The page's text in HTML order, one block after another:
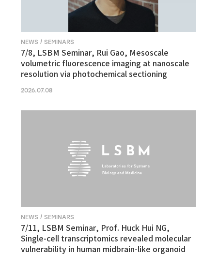
NEWS / SEMINARS
7/8, LSBM Seminar, Rui Gao, Mesoscale
volumetric fluorescence imaging at nanoscale
resolution via photochemical sectioning
2026.07.08
NEWS / SEMINARS
7/11, LSBM Seminar, Prof. Huck Hui NG,
Single-cell transcriptomics revealed molecular
vulnerability in human midbrain-like organoid